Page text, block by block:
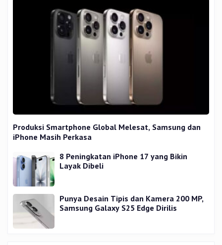
Produksi Smartphone Global Melesat, Samsung dan
iPhone Masih Perkasa
8 Peningkatan iPhone 17 yang Bikin
Layak Dibeli
Punya Desain Tipis dan Kamera 200 MP,
Samsung Galaxy S25 Edge Dirilis